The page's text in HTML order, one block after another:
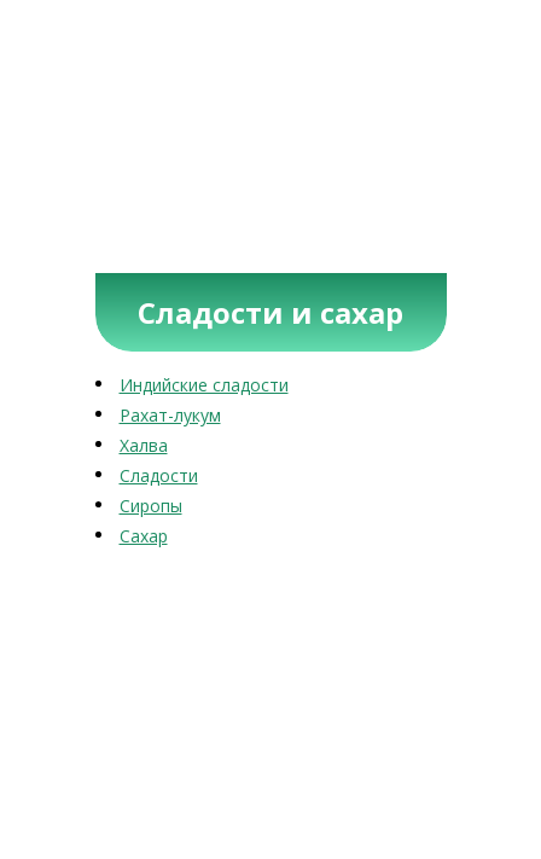
Сладости и сахар
Индийские сладости
Рахат-лукум
Халва
Сладости
Сиропы
Сахар